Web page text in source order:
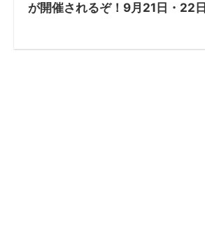
が開催されるぞ！9月21日・22日